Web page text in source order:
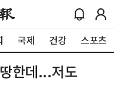
국제 건강 스포츠
한데...저도